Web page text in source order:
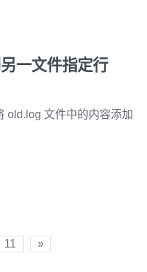
一文件指定行
old.log 文件中的内容添加
11 »